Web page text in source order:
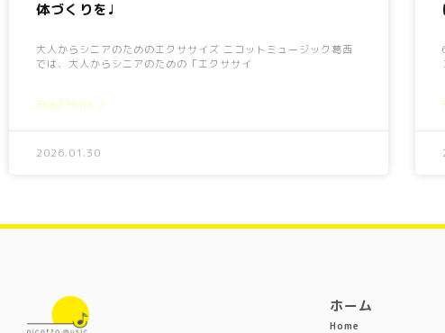
体づくりを♩
大人からシニアのためのエクササイズ ニコットミュージック葛西
では、大人からシニアのための「エクササイ
Read More »
2026.01.30
ホーム
Home